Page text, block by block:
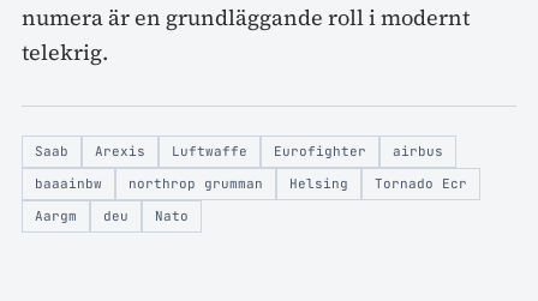
numera är en grundläggande roll i modernt
telekrig.
Saab Arexis Luftwaffe Eurofighter
airbus
baaainbw
northrop grumman Helsing
Tornado Ecr
Aargm
deu Nato